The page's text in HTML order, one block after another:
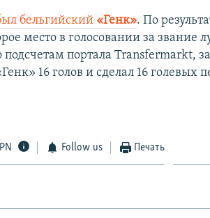
бельгийский «Генк». По
место в голосовании за звание
портала Transfermarkt,
16 голов и сделал 16 голевых
Follow us Печать